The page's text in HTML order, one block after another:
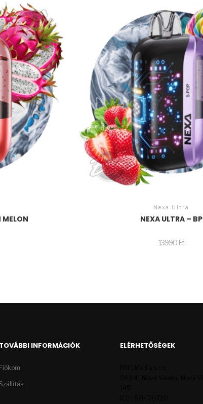
MELON
Nexa Ultra
NEXA ULTRA – BP
13990 Ft
TOVÁBBI INFORMÁCIÓK
Fiókom
ELÉRHETŐSÉGEK